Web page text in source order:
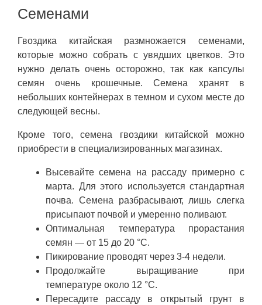
Семенами
Гвоздика китайская размножается семенами,
которые можно собрать с увядших цветков. Это
нужно делать очень осторожно, так как капсулы
семян очень крошечные. Семена хранят в
небольших контейнерах в темном и сухом месте до
следующей весны.
Кроме того, семена гвоздики китайской можно
приобрести в специализированных магазинах.
Высевайте семена на рассаду примерно с
марта. Для этого используется стандартная
почва. Семена разбрасывают, лишь слегка
присыпают почвой и умеренно поливают.
Оптимальная температура прорастания
семян — от 15 до 20 °C.
Пикирование проводят через 3-4 недели.
Продолжайте выращивание при
температуре около 12 °C.
Пересадите рассаду в открытый грунт в